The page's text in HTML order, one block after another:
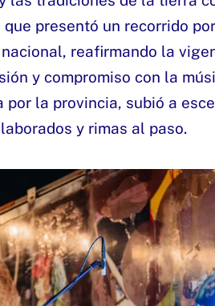
que presentó un recorrido
reafirmando la
y compromiso con la
por la provincia, subió a
y rimas al paso.